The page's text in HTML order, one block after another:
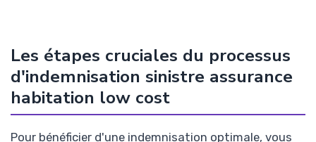
Les étapes cruciales du processus
d'indemnisation sinistre assurance
habitation low cost
Pour bénéficier d'une indemnisation optimale, vous